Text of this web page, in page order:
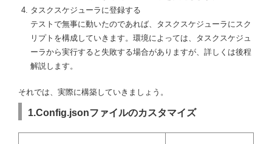
タスクスケジューラに登録する
テストで無事に動いたのであれば、タスクスケジューラにスク
リプトを構成していきます。環境によっては、タスクスケジュ
ーラから実行すると失敗する場合がありますが、詳しくは後程
解説します。
それでは、実際に構築していきましょう。
1.Config.jsonファイルのカスタマイズ